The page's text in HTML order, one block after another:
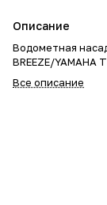
Описание
Водометная
BREEZE/YAMAHA
Все описание